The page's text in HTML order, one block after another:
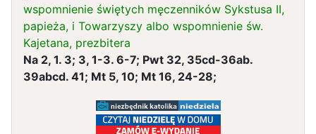
wspomnienie świętych męczenników Sykstusa II,
papieża, i Towarzyszy albo wspomnienie św.
Kajetana, prezbitera
Na 2, 1. 3; 3, 1-3. 6-7; Pwt 32, 35cd-36ab.
39abcd. 41; Mt 5, 10; Mt 16, 24-28;